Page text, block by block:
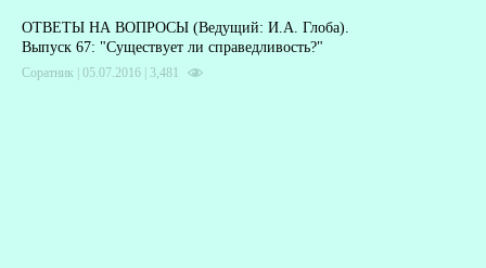
ОТВЕТЫ НА ВОПРОСЫ (Ведущий: И.А. Глоба).
Выпуск 67: "Существует ли справедливость?"
Соратник | 05.07.2016 | 3,481